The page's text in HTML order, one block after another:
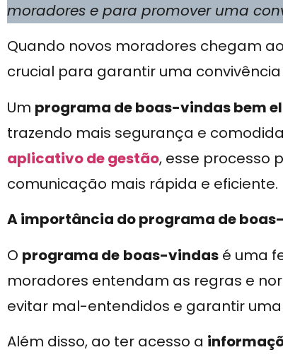
moradores e para promover uma
Quando novos moradores chegam
crucial para garantir uma
Um programa de boas-vindas bem
trazendo mais segurança e
aplicativo de gestão, esse processo
comunicação mais rápida e eficiente.
A importância do programa de
O programa de boas-vindas é uma
moradores entendam as regras e
evitar mal-entendidos e garantir
Além disso, ao ter acesso a